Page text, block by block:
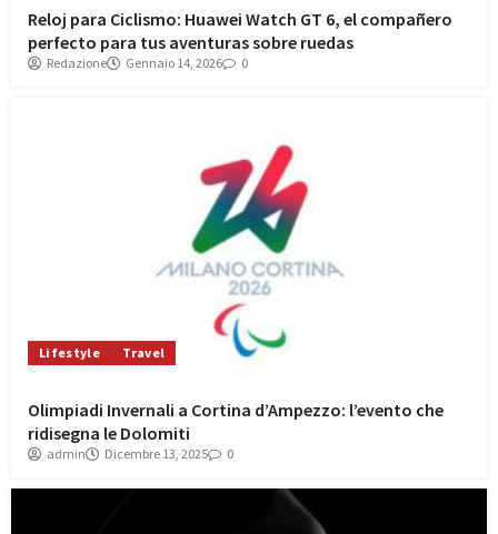
Reloj para Ciclismo: Huawei Watch GT 6, el compañero
perfecto para tus aventuras sobre ruedas
Redazione Gennaio 14, 2026 0
Lifestyle Travel
Olimpiadi Invernali a Cortina d’Ampezzo: l’evento che
ridisegna le Dolomiti
admin Dicembre 13, 2025 0